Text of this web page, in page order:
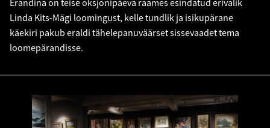
Linda Kits-Mägi loomingust, kelle tundlik ja isikupärane
käekiri pakub eraldi tähelepanuväärset sissevaadet tema
loomepärandisse.